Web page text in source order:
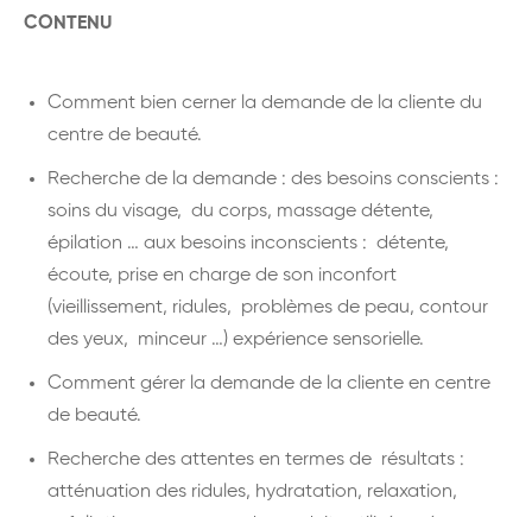
CONTENU
Comment bien cerner la demande de la cliente du
centre de beauté.
Recherche de la demande : des besoins conscients :
soins du visage, du corps, massage détente,
épilation … aux besoins inconscients : détente,
écoute, prise en charge de son inconfort
(vieillissement, ridules, problèmes de peau, contour
des yeux, minceur …) expérience sensorielle.
Comment gérer la demande de la cliente en centre
de beauté.
Recherche des attentes en termes de résultats :
atténuation des ridules, hydratation, relaxation,